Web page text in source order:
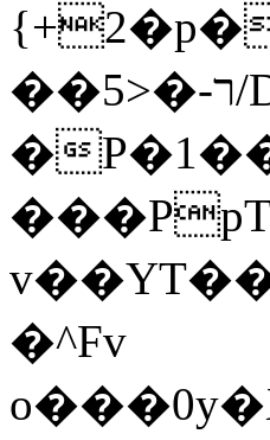
��ר-�<5/D�>�d�����1!u8JP�@TE�
�
�^Fv